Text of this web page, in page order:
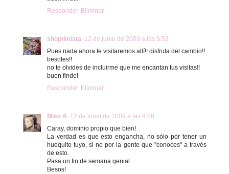
Responder Eliminar
shoptimista 12 de junio de 2009 a las 9:53
Pues nada ahora te visitaremos allí!! disfruta del cambio!!
besotes!!
no te olvides de incluirme que me encantan tus visitas!!
buen finde!
Responder Eliminar
Miss A 12 de junio de 2009 a las 9:58
Caray, dominio propio que bien!
La verdad es que esto engancha, no sólo por tener un
huequito tuyo, si no por la gente que "conoces" a través
de esto.
Pasa un fin de semana genial.
Besos!